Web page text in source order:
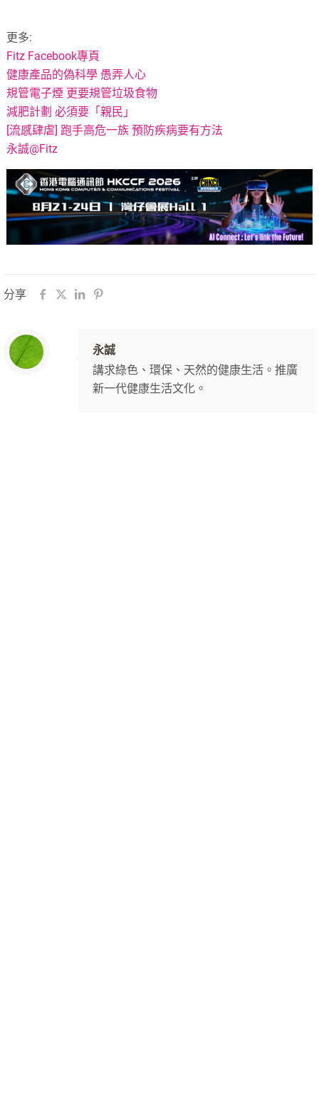
更多:
Fitz Facebook專頁
健康產品的偽科學 愚弄人心
規管電子煙 更要規管垃圾食物
減肥計劃 必須要「親民」
[流感肆虐] 跑手高危一族 預防疾病要有方法
永誠@Fitz
分享
永誠
講求綠色、環保、天然的健康生活。推廣
新一代健康生活文化。